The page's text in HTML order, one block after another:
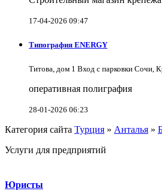
17-04-2026 09:47
Типография ENERGY
Титова, дом 1 Вход с парковки Сочи,
оперативная полиграфия
28-01-2026 06:23
Категория сайта Турция » Анталья »
Услуги для предприятий
Юристы